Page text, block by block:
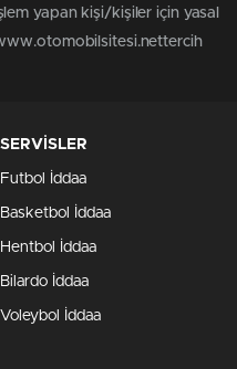
yapan kişi/kişiler için yasal
SERVİSLER
Futbol İddaa
Basketbol İddaa
Hentbol İddaa
Bilardo İddaa
Voleybol İddaa